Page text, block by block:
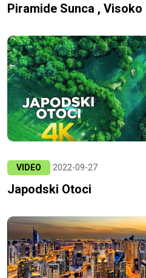
Piramide Sunca , Visoko
VIDEO 2022-09-27
Japodski Otoci